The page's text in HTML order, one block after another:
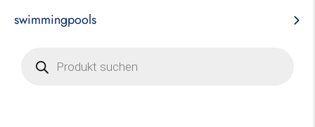
swimmingpools